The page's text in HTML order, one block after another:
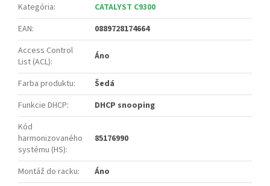
Kategória:
CATALYST C9300
EAN:
0889728174664
Access Control
List (ACL): Áno
Farba produktu:
Šedá
Funkcie DHCP:
DHCP snooping
Kód
harmonizovaného
systému (HS):
85176990
Montáž do racku:
Áno